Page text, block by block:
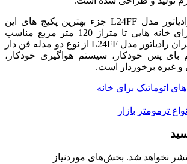
پکیج 24000 ایران رادیاتور مدل L24FF جزء بهترین پکیج های این
برند می باشد که برای خانه هایی تا متراژ 120 متر مربع مناسب
است. پکیج دیواری ایران رادیاتور مدل L24FF از نوع دو مدله فن دار
پس خودکار، سیستم هواگیری خودکار،
غیره برخوردار است.
اتوماتیک برای خانه
ترمومتر بازار
نخواهد شد. بخش‌های موردنیاز